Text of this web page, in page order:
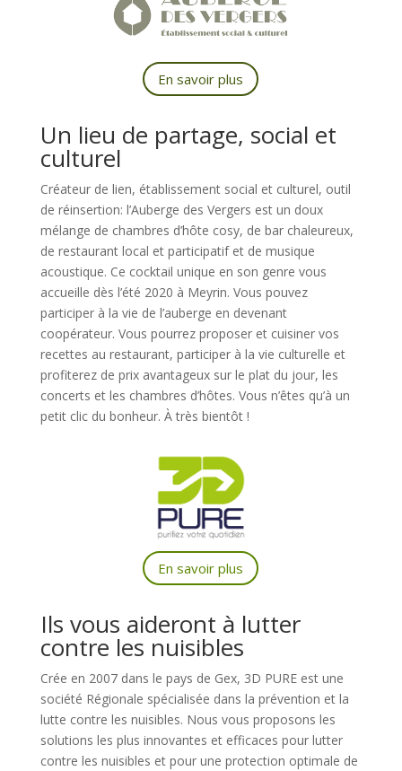
En savoir plus
Un lieu de partage, social et
culturel
Créateur de lien, établissement social et culturel, outil
de réinsertion: l’Auberge des Vergers est un doux
mélange de chambres d’hôte cosy, de bar chaleureux,
de restaurant local et participatif et de musique
acoustique. Ce cocktail unique en son genre vous
accueille dès l’été 2020 à Meyrin. Vous pouvez
participer à la vie de l’auberge en devenant
coopérateur. Vous pourrez proposer et cuisiner vos
recettes au restaurant, participer à la vie culturelle et
profiterez de prix avantageux sur le plat du jour, les
concerts et les chambres d’hôtes. Vous n’êtes qu’à un
petit clic du bonheur. À très bientôt !
En savoir plus
Ils vous aideront à lutter
contre les nuisibles
Crée en 2007 dans le pays de Gex, 3D PURE est une
société Régionale spécialisée dans la prévention et la
lutte contre les nuisibles. Nous vous proposons les
solutions les plus innovantes et efficaces pour lutter
contre les nuisibles et pour une protection optimale de